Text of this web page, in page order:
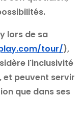
lors de sa
tour/),
l'inclusivité
et peuvent servir
que dans ses